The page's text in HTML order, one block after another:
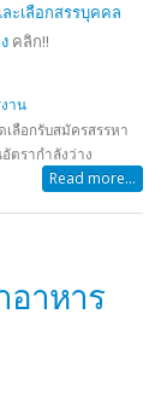
ะเลือกสรรบุคคล
คลิก!!
าน
ลือกรับสมัครสรรหา
ตรากำลังว่าง
Read more...
อาหาร